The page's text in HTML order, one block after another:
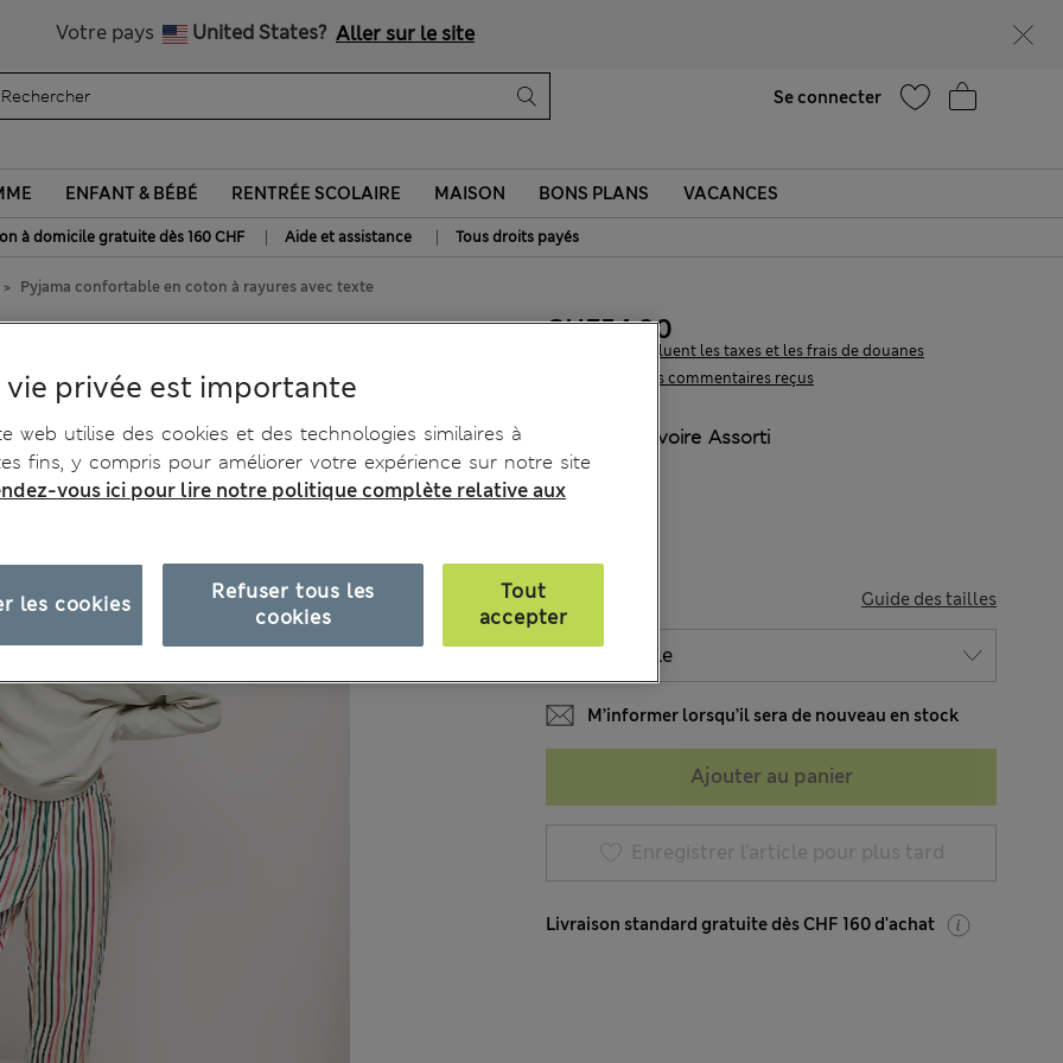
Votre pays United States? Aller sur le site
Se connecter
ENFANT & BÉBÉ RENTRÉE SCOLAIRE MAISON BONS PLANS VACANCES
à domicile gratuite dès 160 CHF | Aide et assistance | Tous droits payés
Pyjama confortable en coton à rayures avec texte
à rayures avec texte 39 les commentaires reçus
CHF54.90
Tous les prix incluent les taxes et les frais de douanes
Ivoire Assorti
Épuisé
Guide des tailles
M’informer lorsqu’il sera de nouveau en stock
Ajouter au panier
Enregistrer l’article pour plus tard
Livraison standard gratuite dès CHF 160 d'achat
vie privée est importante
web utilise des cookies et des technologies similaires à
fins, y compris pour améliorer votre expérience sur notre site
vous ici pour lire notre politique complète relative aux
Refuser tous les
cookies
Tout
accepter
les cookies